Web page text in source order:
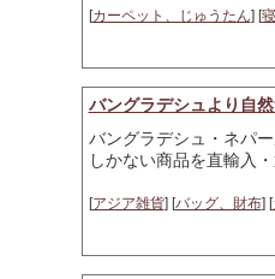
[カーペット、じゅうたん] [
バングラデシュより自
バングラデシュ・ネパ
しかない商品を直輸入
[アジア雑貨] [バッグ、財布] [